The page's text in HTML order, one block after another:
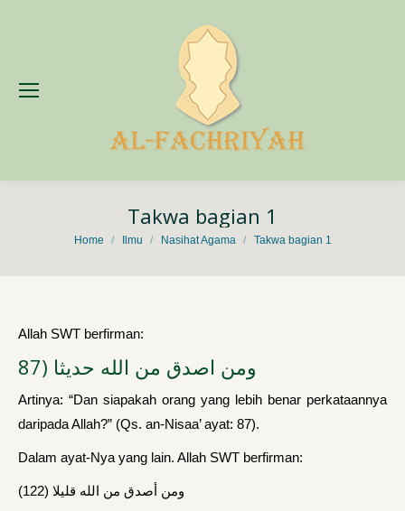
Takwa bagian 1
You are here:
Home Ilmu Nasihat Agama Takwa bagian 1
Allah SWT berfirman:
ومن اصدق من الله حديثا (87
Artinya: “Dan siapakah orang yang lebih benar perkataannya
daripada Allah?” (Qs. an-Nisaa’ ayat: 87).
Dalam ayat-Nya yang lain. Allah SWT berfirman:
ومن أصدق من الله قليلا (122)